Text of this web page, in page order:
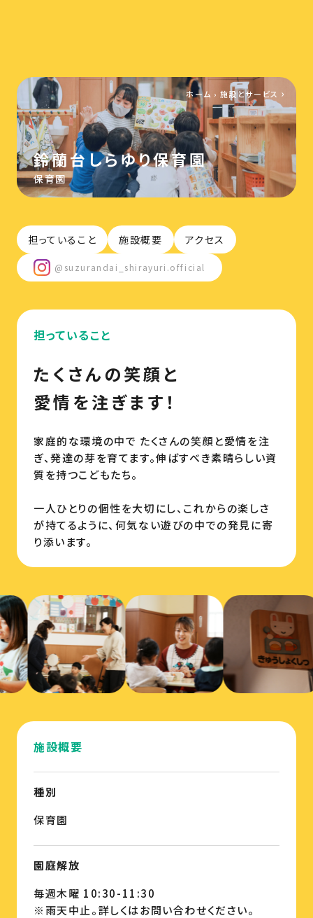
ホーム › 施設とサービス
鈴蘭台しらゆり保育園
保育園
担っていること 施設概要 アクセス
@suzurandai_shirayuri.official
担っていること
たくさんの笑顔と
愛情を注ぎます！
家庭的な環境の中で たくさんの笑顔と愛情を注
ぎ、発達の芽を育てます。伸ばすべき素晴らしい資
質を持つこどもたち。
一人ひとりの個性を大切にし、これからの楽しさ
が持てるように、何気ない遊びの中での発見に寄
り添います。
施設概要
種別
保育園
園庭解放
毎週木曜 10:30-11:30
※雨天中止。詳しくはお問い合わせください。